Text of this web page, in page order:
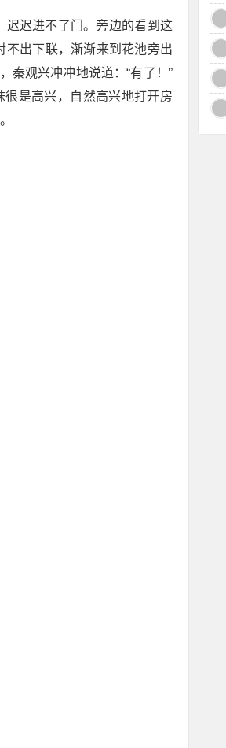
迟迟进不了门。旁边的看到这
不出下联，渐渐来到花池旁出
秦观兴冲冲地说道：“有了！”
很是高兴，自然高兴地打开房